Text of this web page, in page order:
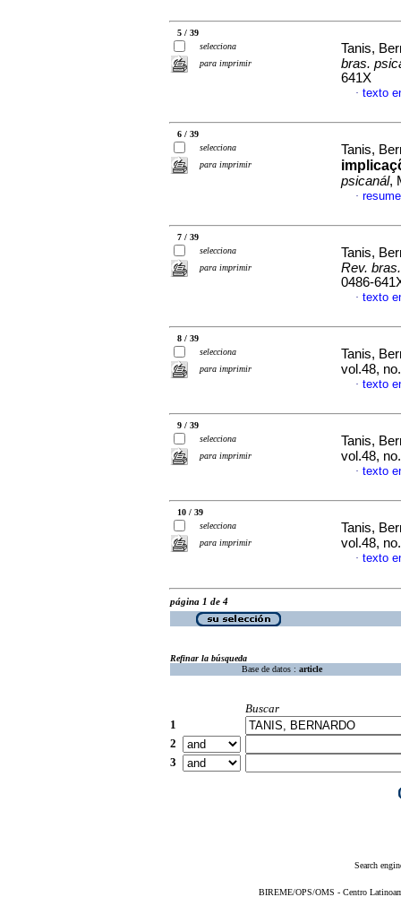
5 / 39
selecciona
para imprimir
Tanis,
bras.
641X
· texto
6 / 39
selecciona
para imprimir
Tanis,
psicanál,
·
7 / 39
selecciona
para imprimir
Tanis,
Rev.
0486-
· texto
8 / 39
selecciona
para imprimir
Tanis,
vol.48,
· texto
9 / 39
selecciona
para imprimir
Tanis,
vol.48,
· texto
10 / 39
selecciona
para imprimir
Tanis,
vol.48,
· texto
página 1 de 4
Refinar la búsqueda
Base de datos : article
Buscar
1
2
3
Search
BIREME/OPS/OMS - Centro